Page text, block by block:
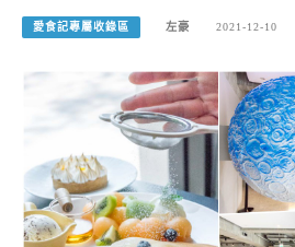
愛食記專屬收錄區 左豪 2021-12-10